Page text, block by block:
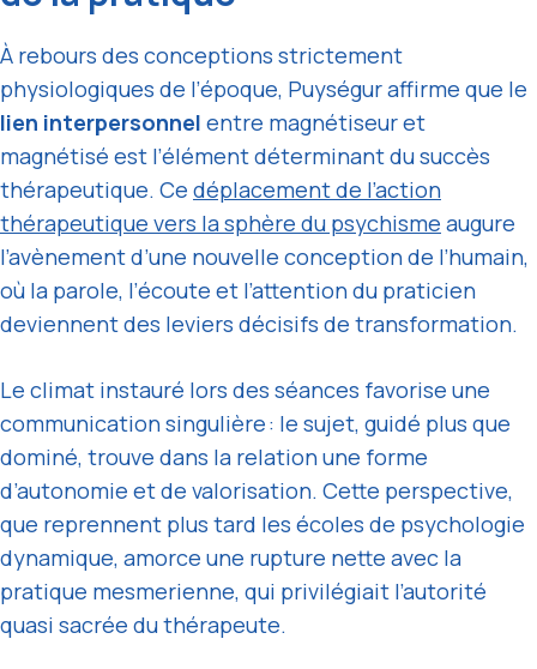
À rebours des conceptions strictement
physiologiques de l’époque, Puységur affirme que le
lien interpersonnel entre magnétiseur et
magnétisé est l’élément déterminant du succès
thérapeutique. Ce déplacement de l’action
thérapeutique vers la sphère du psychisme augure
l’avènement d’une nouvelle conception de l’humain,
où la parole, l’écoute et l’attention du praticien
deviennent des leviers décisifs de transformation.
Le climat instauré lors des séances favorise une
communication singulière : le sujet, guidé plus que
dominé, trouve dans la relation une forme
d’autonomie et de valorisation. Cette perspective,
que reprennent plus tard les écoles de psychologie
dynamique, amorce une rupture nette avec la
pratique mesmerienne, qui privilégiait l’autorité
quasi sacrée du thérapeute.